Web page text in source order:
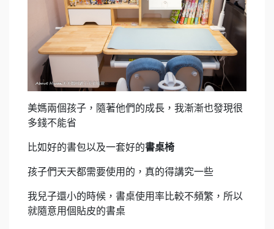
美媽兩個孩子，隨著他們的成長，我漸漸也發現很
多錢不能省
比如好的書包以及一套好的書桌椅
孩子們天天都需要使用的，真的得講究一些
我兒子還小的時候，書桌使用率比較不頻繁，所以
就隨意用個貼皮的書桌